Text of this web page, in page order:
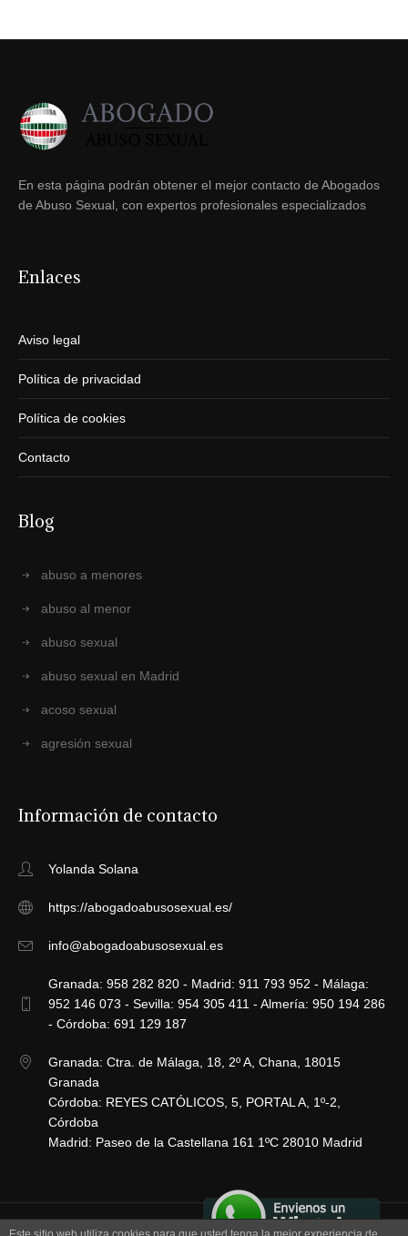
En esta página podrán obtener el mejor contacto de Abogados
de Abuso Sexual, con expertos profesionales especializados
Enlaces
Aviso legal
Política de privacidad
Política de cookies
Contacto
Blog
abuso a menores
abuso al menor
abuso sexual
abuso sexual en Madrid
acoso sexual
agresión sexual
Información de contacto
Yolanda Solana
https://abogadoabusosexual.es/
info@abogadoabusosexual.es
Granada: 958 282 820 - Madrid: 911 793 952 - Málaga:
952 146 073 - Sevilla: 954 305 411 - Almería: 950 194 286
- Córdoba: 691 129 187
Granada: Ctra. de Málaga, 18, 2º A, Chana, 18015
Granada
Córdoba: REYES CATÓLICOS, 5, PORTAL A, 1º-2,
Córdoba
Madrid: Paseo de la Castellana 161 1ºC 28010 Madrid